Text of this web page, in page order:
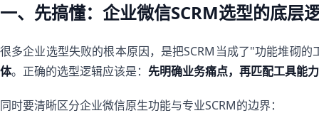
一、先搞懂：企业微信SCRM选型的底层
很多企业选型失败的根本原因，是把SCRM当成了"功能堆砌
体。正确的选型逻辑应该是： 先明确业务痛点，再匹配工具能
同时要清晰区分企业微信原生功能与专业SCRM的边界：